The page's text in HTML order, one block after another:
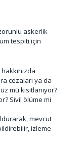
askerlik
tespiti için
cezaları ya da
mü kısıtlanıyor?
Sivil ölüme mi
mevcut
izleme